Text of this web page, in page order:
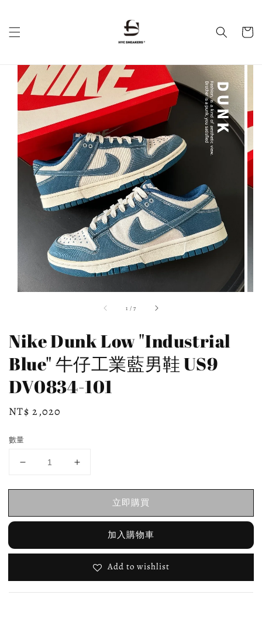
1 /7
Nike Dunk Low "Industrial
Blue" 牛仔工業藍男鞋 US9
DV0834-101
Regular
NT$ 2,020
數量
立即購買
加入購物車
Add to wishlist